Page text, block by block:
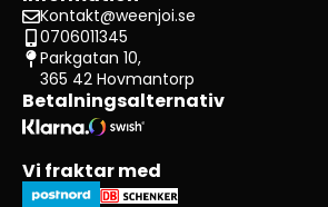
Kontakt@weenjoi.se
0706011345
Parkgatan 10,
365 42 Hovmantorp
Betalningsalternativ
Vi fraktar med